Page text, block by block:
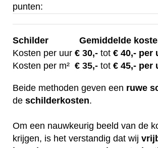
punten:
Schilder
Gemiddelde
Kosten per uur € 30,- tot € 40,- per
Kosten per m² € 35,- tot € 45,- per
Beide methoden geven een ruwe
de schilderkosten.
Om een nauwkeurig beeld van de
krijgen, is het verstandig dat wij